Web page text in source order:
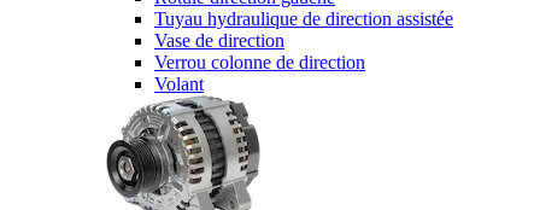
Tuyau hydraulique de direction assistée
Vase de direction
Verrou colonne de direction
Volant